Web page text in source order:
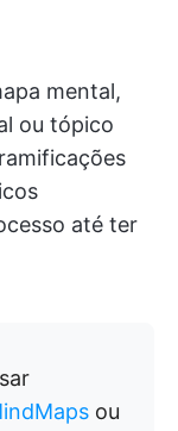
mental,
ou tópico
até ter
ou